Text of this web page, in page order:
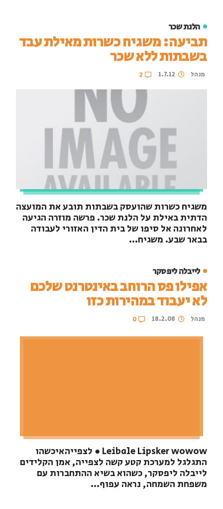
הלנת שכר
תביעה: משגיח כשרות מאילת עבד
בשבתות ללא שכר
מנהל 1.7.12
2
משגיח כשרות שהועסק בשבתות תובע את המועצה
הדתית באילת על הלנת שכר. פרשה מוזרה הגיעה
לאחרונה אל סיפו של בית הדין האזורי לעבודה
בבאר שבע. משגיח...
לייבלה ליפסקר
אפילו פס הרוחב באינטרנט שלכם
לא יעבוד במהירות כזו
מנהל 18.2.08
0
Leibale Lipsker wowow ● לצפייהאיכשהו
התגלגל למערכת קטע קשה לצפייה, אמן הקלידים
לייבלה ליפסקר, כשהוא בשיא ההתחברות עם
משפחת השמחה, נראה עפוף...